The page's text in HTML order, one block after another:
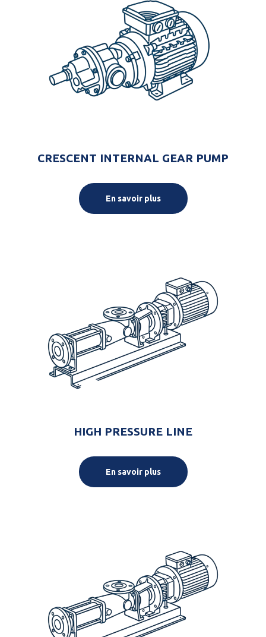
CRESCENT INTERNAL GEAR PUMP
En savoir plus
HIGH PRESSURE LINE
En savoir plus